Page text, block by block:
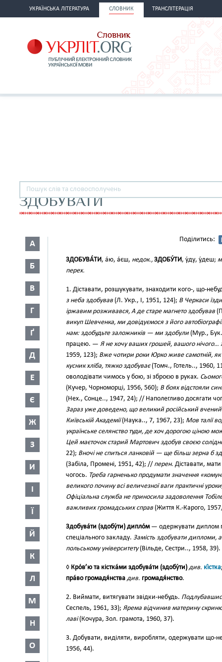
УКРАЇНСЬКА ЛІТЕРАТУРА СЛОВНИК ТРАНСЛІТЕРАЦІЯ
ЗДОБУВАТИ
А
Б
В
Г
Ґ
Д
Е
Є
Ж
З
И
І
Ї
Й
К
Л
М
Н
О
Поділитись:
ЗДОБУВА́ТИ, а́ю, а́єш, недок., ЗДОБУ́ТИ, у́ду, у́деш;
перех.
1. Діставати, розшукувати, знаходити кого-, що-
з неба здобував (Л. Укр., І, 1951, 124); В Черкаси
іржавим розживався, А де старе магнето здобував
викуп Шевченка, ми довідуємося з його автобіографії
нам: здобудьте заложників — ми здобули (Мур.,
працею. — Я не хочу ваших грошей, вашого
1959, 123); Вже чотири роки Юрко живе самотній,
кусник хліба, тяжко здобуває(Томч., Готель.., 1960,
оволодівати чимось у бою, зі зброєю в руках.
(Кучер, Чорноморці, 1956, 560); В боях відстояли
(Нех., Сонце.., 1947, 24); // Наполегливо досягати
Зараз уже доведено, що великий російський
Київській Академії(Наука.., 7, 1967, 23); Мов талії
українське селянство туди, де хоч дорогою ціною
Цей маєточок старий Мартович здобув своєю
22); Вночі не спиться ланковій — ще більш зерна б
(Забіла, Промені, 1951, 42); // перен. Діставати,
чогось. Треба гарненько продумати значення
великого почину всі величезної ваги практичні
Офіціальна служба не приносила задоволення
важливих громадських справ (Життя К.-Карого,
Здобува́ти (здобу́ти) дипло́м— одержувати диплом
спеціального закладу. Замість здобувати дипломи,
польському університету(Вільде, Сестри.., 1958, 39).
◊ Кро́в’ю та кістка́ми здобува́ти (здобу́ти) див. кі́стка
пра́во громадя́нства див. громадя́нство.
2. Виймати, витягувати звідки-небудь.
Сеспель, 1961, 33); Ярема відчинив материну
лаві(Кочура, Зол. грамота, 1960, 37).
3. Добувати, виділяти, виробляти, одержувати що-
1956, 44).